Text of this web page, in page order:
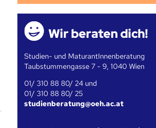
Wir beraten dich!
Studien- und MaturantInnenberatung
Taubstummengasse 7 - 9, 1040 Wien
01/ 310 88 80/ 24 und
01/ 310 88 80/ 25
studienberatung@oeh.ac.at